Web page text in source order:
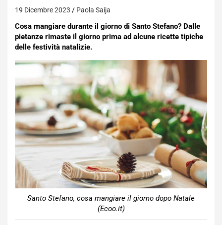
19 Dicembre 2023 Paola Saija
Cosa mangiare durante il giorno di Santo Stefano? Dalle
pietanze rimaste il giorno prima ad alcune ricette tipiche
delle festività natalizie.
Santo Stefano, cosa mangiare il giorno dopo Natale
(Ecoo.it)